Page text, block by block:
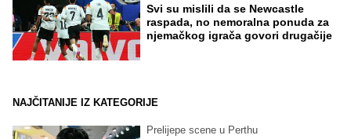
Svi su mislili da se Newcastle
raspada, no nemoralna ponuda za
njemačkog igrača govori drugačije
NAJČITANIJE IZ KATEGORIJE
Prelijepe scene u Perthu